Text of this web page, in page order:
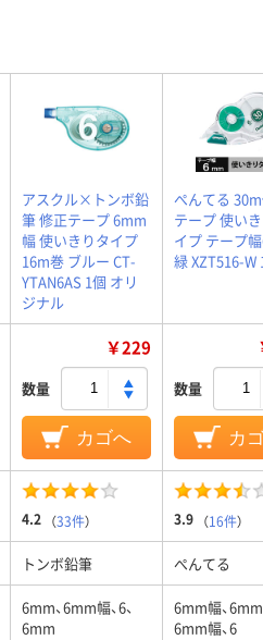
アスクル×トンボ鉛
筆 修正テープ 6mm
幅 使いきりタイプ
16m巻 ブルー CT-
YTAN6AS 1個 オリ
ジナル
ぺんてる
テープ 使い
イプ テープ
緑 XZT516-W
￥229
数量
カゴへ
数量
カ
4.2 （33件） 3.9 （16件）
トンボ鉛筆 ぺんてる
6mm、6mm幅、6、
6mm
6mm幅、6mm
6mm幅、6